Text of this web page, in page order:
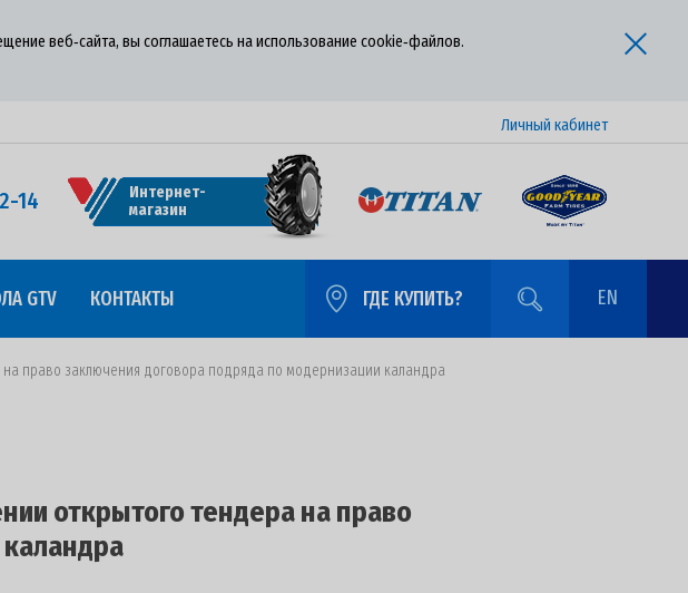
веб‑сайта, вы соглашаетесь на использование cookie‑файлов.
Личный кабинет
14
Интернет-
магазин
GTV КОНТАКТЫ ГДЕ КУПИТЬ? EN
право заключения договора подряда по модернизации каландра
открытого тендера на право